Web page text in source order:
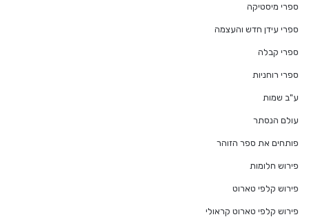
ספרי מיסטיקה
ספרי עידן חדש והעצמה
ספרי קבלה
ספרי רוחניות
ע"ב שמות
עולם הנסתר
פותחים את ספר הזוהר
פירוש חלומות
פירוש קלפי טארוט
פירוש קלפי טארוט קראולי